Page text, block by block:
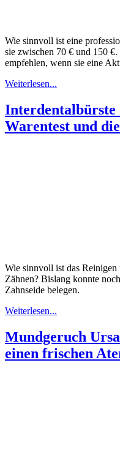
Wie sinnvoll ist eine
sie zwischen 70 € und 150
empfehlen, wenn sie eine
Weiterlesen...
Interdentalbürste
Warentest und
Wie sinnvoll ist das Reinigen
Zähnen? Bislang konnte
Zahnseide belegen.
Weiterlesen...
Mundgeruch
einen frischen